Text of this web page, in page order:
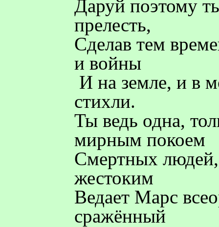
Даруй поэтому
прелесть,
Сделав тем
и войны
И на земле, и в
стихли.
Ты ведь одна,
мирным покоем
Смертных
жестоким
Ведает Марс
сражённый